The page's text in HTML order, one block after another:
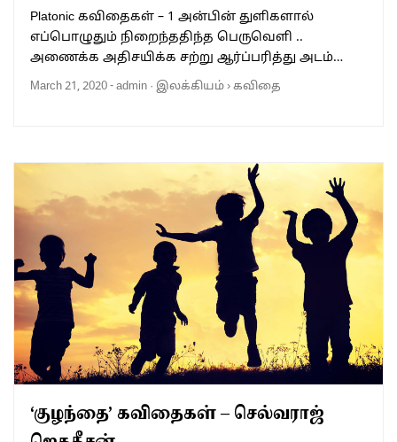
Platonic கவிதைகள் – 1 அன்பின் துளிகளால்
எப்பொழுதும் நிறைந்ததிந்த பெருவெளி ..
அணைக்க அதிசயிக்க சற்று ஆர்ப்பரித்து அடம்…
March 21, 2020-admin · இலக்கியம்›கவிதை
‘குழந்தை’ கவிதைகள் – செல்வராஜ்